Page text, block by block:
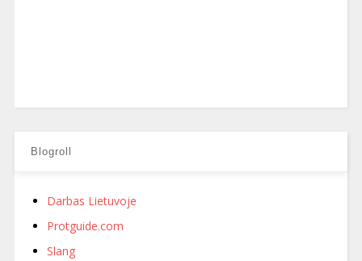
Blogroll
Darbas Lietuvoje
Protguide.com
Slang